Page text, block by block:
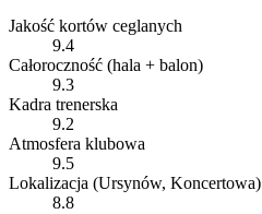
Jakość kortów ceglanych
9.4
Całoroczność (hala + balon)
9.3
Kadra trenerska
9.2
Atmosfera klubowa
9.5
Lokalizacja (Ursynów, Koncertowa)
8.8